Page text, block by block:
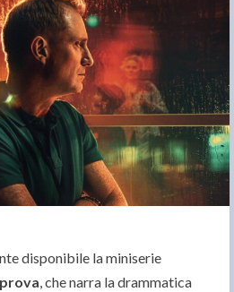
disponibile la miniserie
, che narra la drammatica